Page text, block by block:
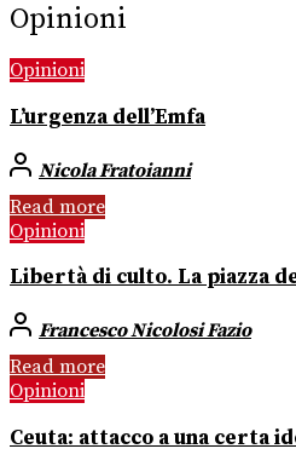
Opinioni
Opinioni
L’urgenza dell’Emfa
Nicola Fratoianni
Read more
Opinioni
Libertà di culto. La piazza
Francesco Nicolosi Fazio
Read more
Opinioni
Ceuta: attacco a una certa